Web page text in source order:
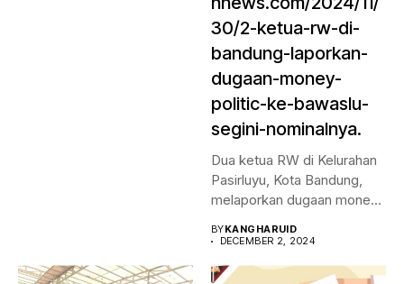
30/2-ketua-rw-di-
bandung-laporkan-
dugaan-money-
politic-ke-bawaslu-
segini-nominalnya.
Dua ketua RW di Kelurahan
Pasirluyu, Kota Bandung,
melaporkan dugaan money
BYKANGHARUID
DECEMBER 2, 2024